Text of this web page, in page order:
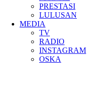
PRESTASI
LULUSAN
MEDIA
TV
RADIO
INSTAGRAM
OSKA